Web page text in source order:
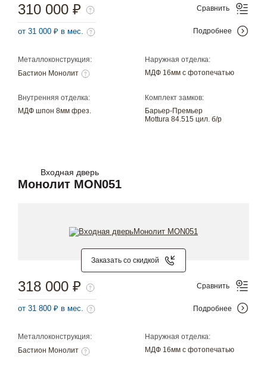
Металлоконструкция:
Бастион Монолит
Наружная отделка:
МДФ 16мм с фотопечатью
Внутренняя отделка:
МДФ шпон 8мм фрез.
Комплект замков:
Барьер-Премьер
Mottura 84.515 цил. б/р
310 000 ₽
от 31 000 ₽ в мес.
Сравнить
Подробнее
Входная дверь
Монолит MON051
Заказать со скидкой
Металлоконструкция:
Бастион Монолит
Наружная отделка:
МДФ 16мм с фотопечатью
318 000 ₽
от 31 800 ₽ в мес.
Сравнить
Подробнее